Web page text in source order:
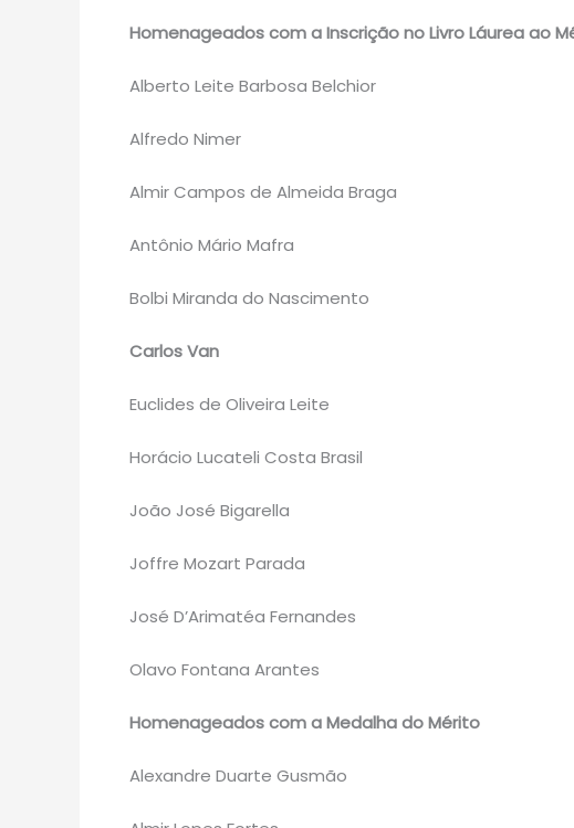
Homenageados com a Inscrição no Livro Láurea ao
Alberto Leite Barbosa Belchior
Alfredo Nimer
Almir Campos de Almeida Braga
Antônio Mário Mafra
Bolbi Miranda do Nascimento
Carlos Van
Euclides de Oliveira Leite
Horácio Lucateli Costa Brasil
João José Bigarella
Joffre Mozart Parada
José D’Arimatéa Fernandes
Olavo Fontana Arantes
Homenageados com a Medalha do Mérito
Alexandre Duarte Gusmão